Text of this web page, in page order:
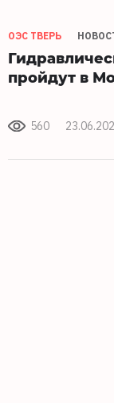
ОЭС ТВЕРЬ
пройдут в
560